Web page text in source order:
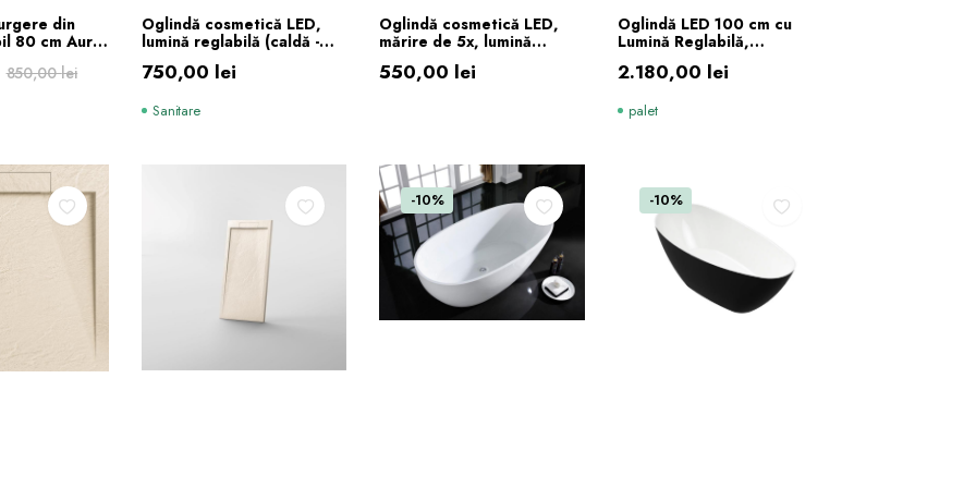
ÎN COȘdin
80 cm Auriu
850,00lei
Oglindă cosmetică LED,
lumină reglabilă (caldă -
rece) Negru
750,00 lei
Sanitare
ADAUGĂ ÎN COȘ
Oglindă cosmetică LED,
mărire de 5x, lumină
550,00 lei
ADAUGĂ ÎN COȘ
Oglindă LED 100 cm cu
Lumină Reglabilă,
Dezaburire, Ceas și Afișaj
Temperatură
2.180,00 lei
palet
-10% -10%